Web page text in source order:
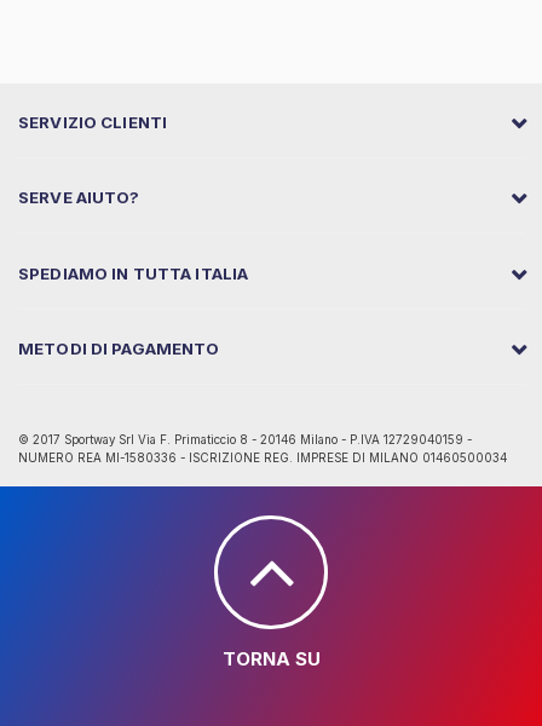
SERVIZIO CLIENTI
SERVE AIUTO?
SPEDIAMO IN TUTTA ITALIA
METODI DI PAGAMENTO
© 2017 Sportway Srl Via F. Primaticcio 8 - 20146 Milano - P.IVA 12729040159 -
NUMERO REA MI-1580336 - ISCRIZIONE REG. IMPRESE DI MILANO 01460500034
TORNA SU